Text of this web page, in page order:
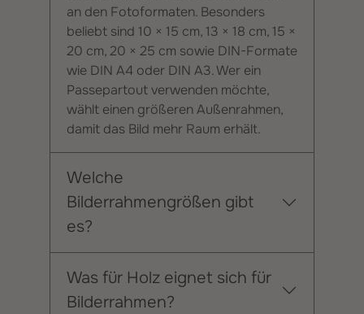
an den Fotoformaten. Besonders
beliebt sind 10 × 15 cm, 13 × 18 cm, 15 ×
20 cm, 20 × 25 cm sowie DIN-Formate
wie DIN A4 oder DIN A3. Wer ein
Passepartout verwenden möchte,
wählt einen größeren Außenrahmen,
damit das Bild mehr Raum erhält.
Welche
Bilderrahmengrößen gibt
es?
Was für Holz eignet sich für
Bilderrahmen?